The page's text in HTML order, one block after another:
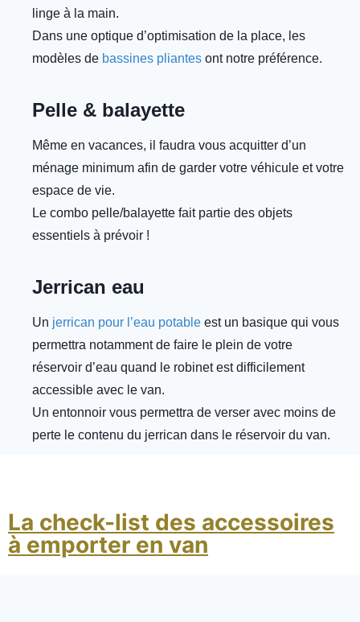
linge à la main.
Dans une optique d’optimisation de la place, les
modèles de bassines pliantes ont notre préférence.
Pelle & balayette
Même en vacances, il faudra vous acquitter d’un
ménage minimum afin de garder votre véhicule et votre
espace de vie.
Le combo pelle/balayette fait partie des objets
essentiels à prévoir !
Jerrican eau
Un jerrican pour l’eau potable est un basique qui vous
permettra notamment de faire le plein de votre
réservoir d’eau quand le robinet est difficilement
accessible avec le van.
Un entonnoir vous permettra de verser avec moins de
perte le contenu du jerrican dans le réservoir du van.
La check-list des accessoires
à emporter en van